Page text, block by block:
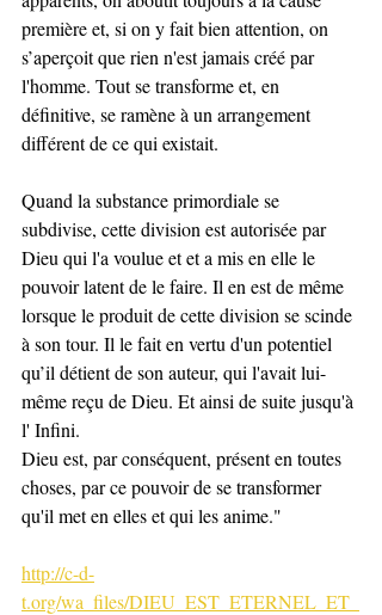
première et, si on y fait bien attention, on
s’aperçoit que rien n'est jamais créé par
l'homme. Tout se transforme et, en
définitive, se ramène à un arrangement
différent de ce qui existait.
Quand la substance primordiale se
subdivise, cette division est autorisée par
Dieu qui l'a voulue et et a mis en elle le
pouvoir latent de le faire. Il en est de même
lorsque le produit de cette division se scinde
à son tour. Il le fait en vertu d'un potentiel
qu’il détient de son auteur, qui l'avait lui-
même reçu de Dieu. Et ainsi de suite jusqu'à
l' Infini.
Dieu est, par conséquent, présent en toutes
choses, par ce pouvoir de se transformer
qu'il met en elles et qui les anime."
http://c-d-
t.org/wa_files/DIEU_EST_ETERNEL_ET_